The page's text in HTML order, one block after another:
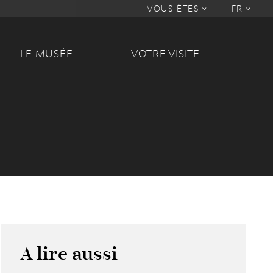
VOUS ÊTES FR
LE MUSÉE VOTRE VISITE
A lire aussi